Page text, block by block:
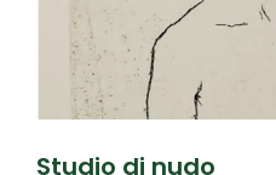
Studio di nudo